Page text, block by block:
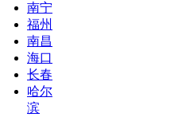
南宁
福州
南昌
海口
长春
哈尔
滨